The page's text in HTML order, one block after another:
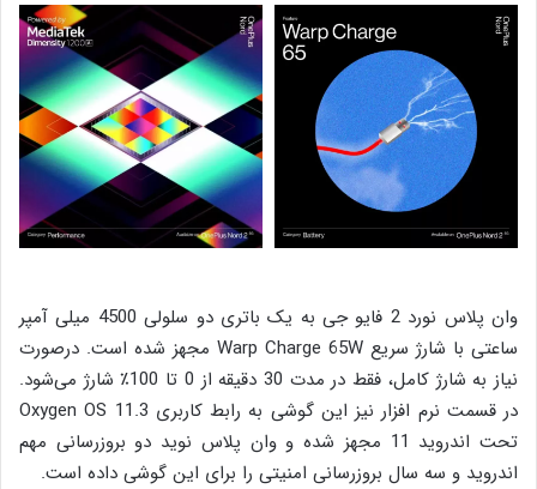
وان پلاس نورد 2 فایو جی به یک باتری دو سلولی 4500 میلی آمپر
ساعتی با شارژ سریع Warp Charge 65W مجهز شده است. درصورت
نیاز به شارژ کامل، فقط در مدت 30 دقیقه از 0 تا 100٪ شارژ می‌شود.
در قسمت نرم افزار نیز این گوشی به رابط کاربری Oxygen OS 11.3
تحت اندروید 11 مجهز شده و وان پلاس نوید دو بروزرسانی مهم
اندروید و سه سال بروزرسانی امنیتی را برای این گوشی داده است.